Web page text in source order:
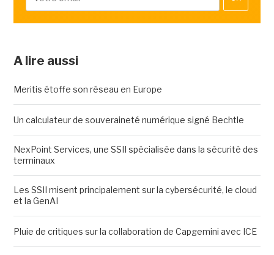
A lire aussi
Meritis étoffe son réseau en Europe
Un calculateur de souveraineté numérique signé Bechtle
NexPoint Services, une SSII spécialisée dans la sécurité des
terminaux
Les SSII misent principalement sur la cybersécurité, le cloud
et la GenAI
Pluie de critiques sur la collaboration de Capgemini avec ICE